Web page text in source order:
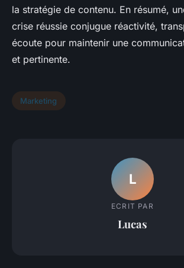
la stratégie de contenu. En résumé,
crise réussie conjugue réactivité,
écoute pour maintenir une
et pertinente.
Marketing
L
ECRIT PAR
Lucas